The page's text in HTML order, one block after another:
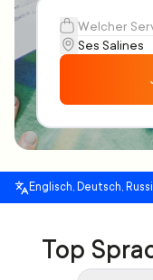
Englisch, Deutsch,
Top